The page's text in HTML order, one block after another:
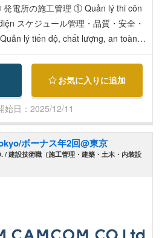
・安全・
và đối tác liên quan ② 発電所
Công việc vận hành và bảo trì (O&
配 Lên kế hoạ
chữa thiết bị định kỳ
お気に入りに追加
始日：2025/12/11
ボーナス年2回@東京
/ 建設技術職（施工管理・建築・土木・内装設